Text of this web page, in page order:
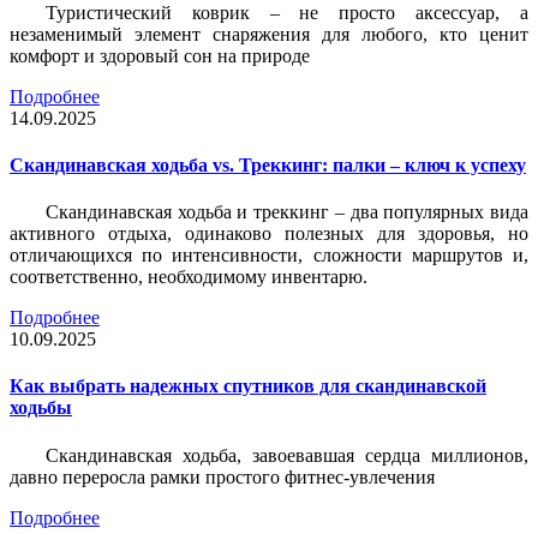
Туристический коврик – не просто аксессуар, а
незаменимый элемент снаряжения для любого, кто ценит
комфорт и здоровый сон на природе
Подробнее
14.09.2025
Скандинавская ходьба vs. Треккинг: палки – ключ к успеху
Скандинавская ходьба и треккинг – два популярных вида
активного отдыха, одинаково полезных для здоровья, но
отличающихся по интенсивности, сложности маршрутов и,
соответственно, необходимому инвентарю.
Подробнее
10.09.2025
Как выбрать надежных спутников для скандинавской
ходьбы
Скандинавская ходьба, завоевавшая сердца миллионов,
давно переросла рамки простого фитнес-увлечения
Подробнее